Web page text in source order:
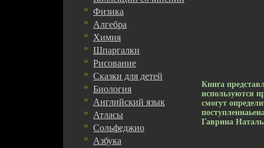
Физика
Алгебра
Химия
Шпаргалки
Рисование
Сказки для детей
Биология
Английский язык
Атласы
Сольфеджио
Азбука
Книга
используются
смогут
Гаврина